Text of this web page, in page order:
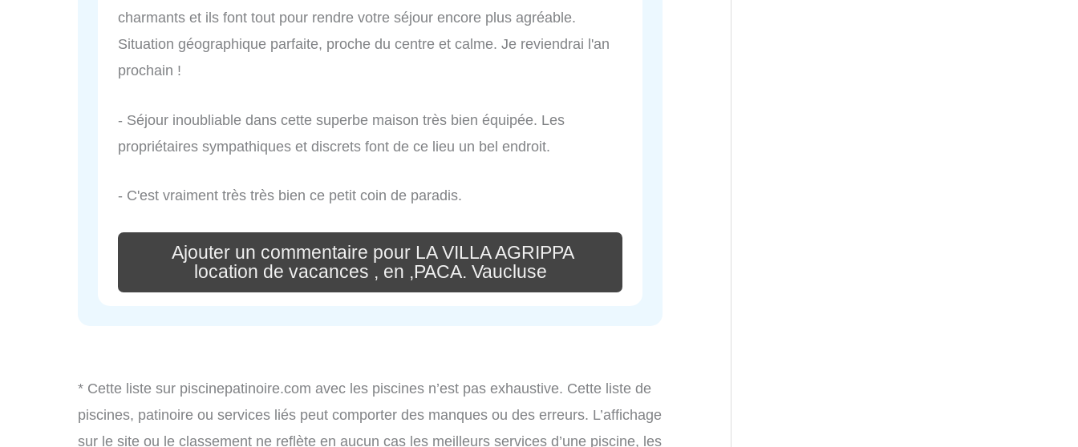
charmants et ils font tout pour rendre votre séjour encore plus agréable.
Situation géographique parfaite, proche du centre et calme. Je reviendrai l'an
prochain !
- Séjour inoubliable dans cette superbe maison très bien équipée. Les
propriétaires sympathiques et discrets font de ce lieu un bel endroit.
- C'est vraiment très très bien ce petit coin de paradis.
Ajouter un commentaire pour LA VILLA AGRIPPA
location de vacances , en ,PACA. Vaucluse
* Cette liste sur piscinepatinoire.com avec les piscines n’est pas exhaustive. Cette liste de
piscines, patinoire ou services liés peut comporter des manques ou des erreurs. L’affichage
sur le site ou le classement ne reflète en aucun cas les meilleurs services d’une piscine, les